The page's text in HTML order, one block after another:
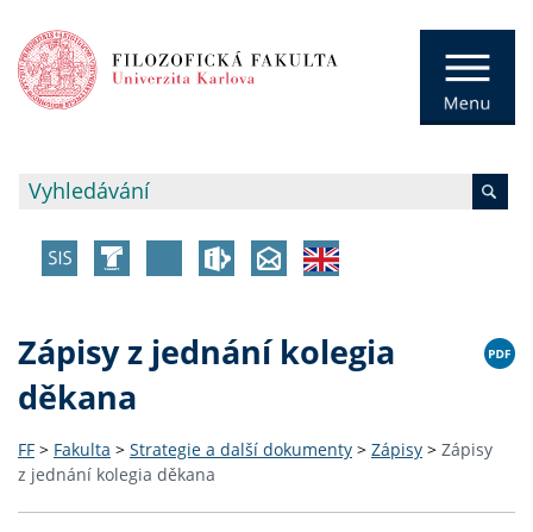
Zápisy z jednání kolegia
děkana
FF > Fakulta > Strategie a další dokumenty > Zápisy > Zápisy
z jednání kolegia děkana